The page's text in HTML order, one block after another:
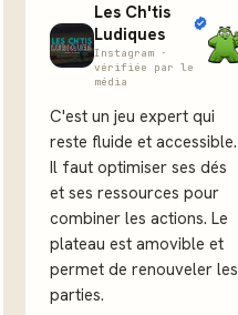
Les Ch'tis
Ludiques
Instagram ·
vérifiée par le
média
C'est un jeu expert qui
reste fluide et accessible.
Il faut optimiser ses dés
et ses ressources pour
combiner les actions. Le
plateau est amovible et
permet de renouveler les
parties.